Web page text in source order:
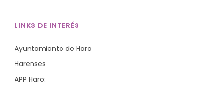
LINKS DE INTERÉS
Ayuntamiento de Haro
Harenses
APP Haro: